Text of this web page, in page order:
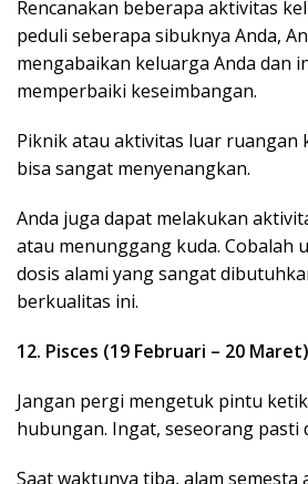
Rencanakan beberapa aktivitas
peduli seberapa sibuknya Anda,
mengabaikan keluarga Anda dan
memperbaiki keseimbangan.
Piknik atau aktivitas luar ruangan
bisa sangat menyenangkan.
Anda juga dapat melakukan
atau menunggang kuda. Cobalah
dosis alami yang sangat
berkualitas ini.
12. Pisces (19 Februari – 20 Maret)
Jangan pergi mengetuk pintu
hubungan. Ingat, seseorang pasti
Saat waktunya tiba, alam semesta